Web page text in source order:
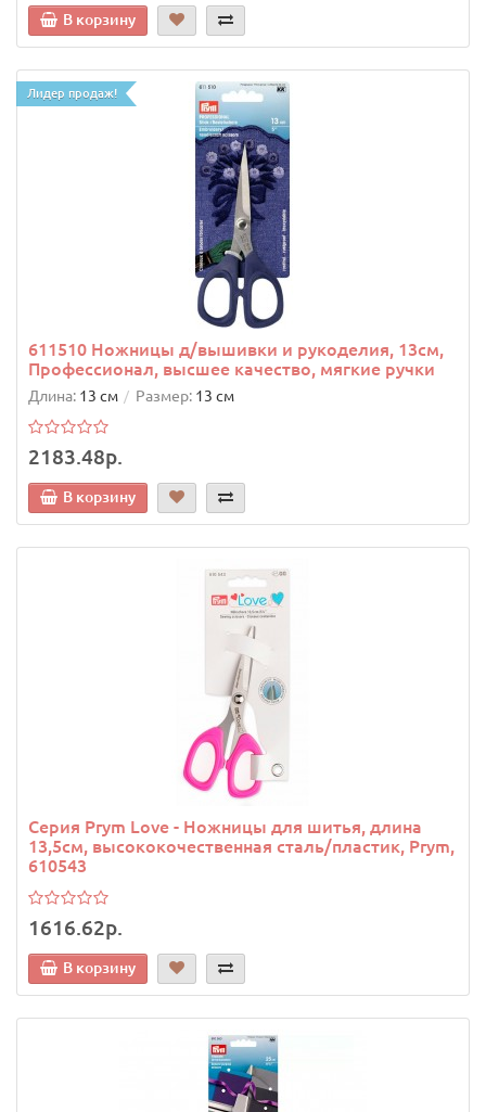
В корзину
Лидер продаж!
611510 Ножницы д/вышивки и рукоделия, 13см,
Профессионал, высшее качество, мягкие ручки
Длина: 13 см Размер: 13 см
2183.48р.
В корзину
Серия Prym Love - Ножницы для шитья, длина
13,5см, высококочественная сталь/пластик, Prym,
610543
1616.62р.
В корзину